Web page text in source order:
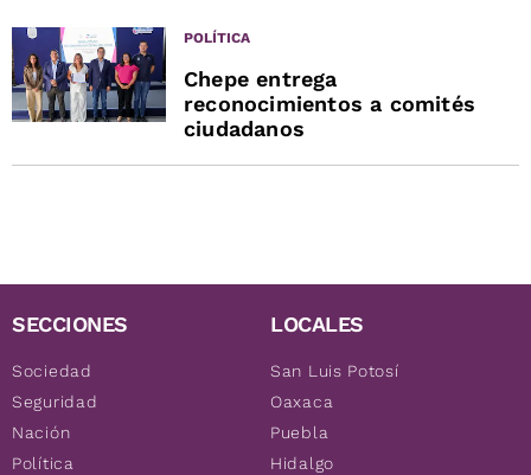
POLÍTICA
Chepe entrega
reconocimientos a comités
ciudadanos
SECCIONES
Sociedad
Seguridad
Nación
Política
LOCALES
San Luis Potosí
Oaxaca
Puebla
Hidalgo